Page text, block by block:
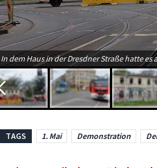
In dem Haus in der Dresdner Straße hatte
TAGS 1. Mai Demonstration